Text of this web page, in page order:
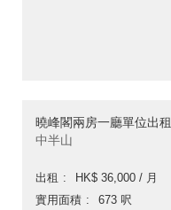
曉峰閣兩房一廳單位出租
中半山
出租
HK$ 36,000 / 月
實用面積
673 呎